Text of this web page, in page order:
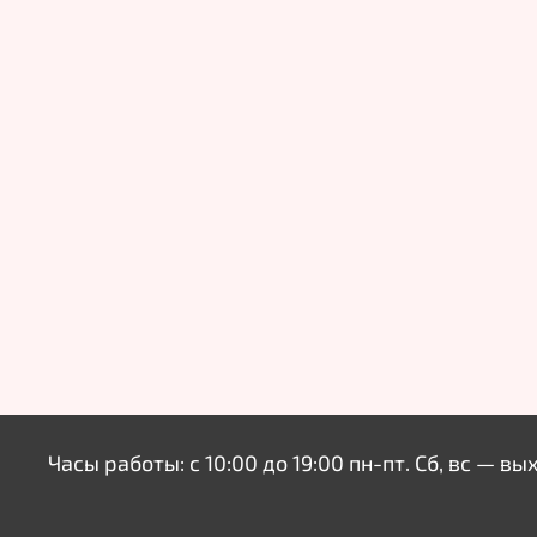
Часы работы: с 10:00 до 19:00 пн-пт. Сб, вс —